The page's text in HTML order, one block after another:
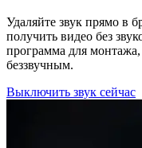
Удаляйте звук прямо в
получить видео без
программа для
беззвучным.
Выключить звук сейчас